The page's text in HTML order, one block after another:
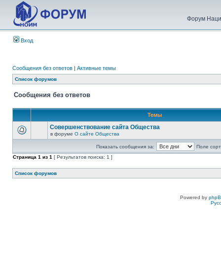
Форум
Вход
Сообщения без ответов | Активные темы
Список форумов
Сообщения без ответов
Темы
Совершенствование сайта Общества
в форуме О сайте Общества
Показать сообщения за:
Поле
Страница 1 из 1 [ Результатов поиска: 1 ]
Список форумов
Powered by